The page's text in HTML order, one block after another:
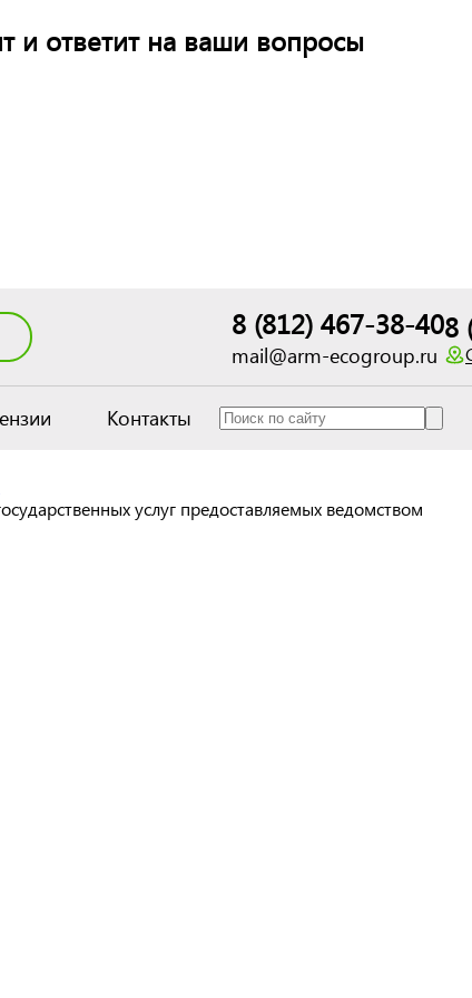
и ответит на ваши вопросы
8 (812) 467-38-40
mail@arm-ecogroup.ru
8
Контакты
услуг предоставляемых ведомством